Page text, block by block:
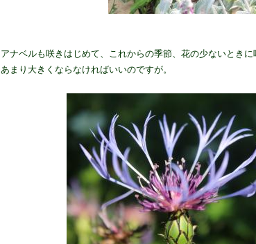
アナベルも咲きはじめて、これからの季節、花の少ないときに
あまり大きくならなければいいのですが。